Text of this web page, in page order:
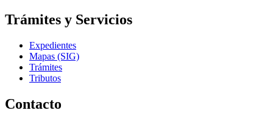
Trámites y Servicios
Expedientes
Mapas (SIG)
Trámites
Tributos
Contacto